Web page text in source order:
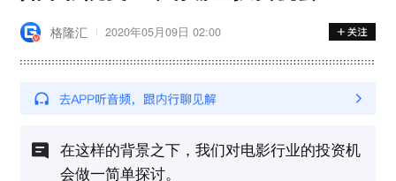
格隆汇 2020年05月09日 02:00
在这样的背景之下，我们对电影行业的投资机
会做一简单探讨。